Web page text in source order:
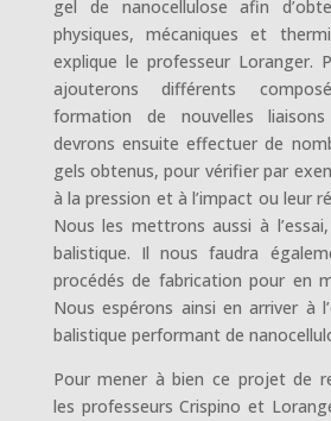
gel de nanocellulose afin
physiques, mécaniques et
explique le professeur Loranger.
ajouterons différents
formation de nouvelles
devrons ensuite effectuer de
gels obtenus, pour vérifier par
à la pression et à l’impact ou leur
Nous les mettrons aussi à
balistique. Il nous faudra
procédés de fabrication pour en
Nous espérons ainsi en arriver à
balistique performant de
Pour mener à bien ce projet de
les professeurs Crispino et